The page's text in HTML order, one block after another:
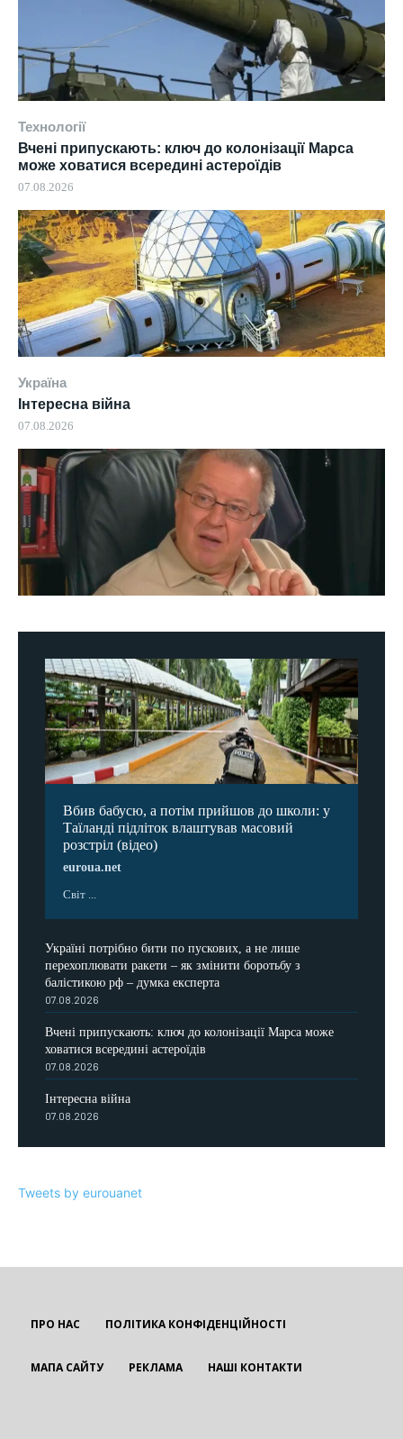
Технології
Вчені припускають: ключ до колонізації Марса
може ховатися всередині астероїдів
07.08.2026
Україна
Інтересна війна
07.08.2026
Вбив бабусю, а потім прийшов до школи: у
Таїланді підліток влаштував масовий
розстріл (відео)
euroua.net
Світ ...
Україні потрібно бити по пускових, а не лише
перехоплювати ракети – як змінити боротьбу з
балістикою рф – думка експерта
07.08.2026
Вчені припускають: ключ до колонізації Марса може
ховатися всередині астероїдів
07.08.2026
Інтересна війна
07.08.2026
Tweets by eurouanet
ПРО НАС ПОЛІТИКА КОНФІДЕНЦІЙНОСТІ
МАПА САЙТУ РЕКЛАМА НАШІ КОНТАКТИ